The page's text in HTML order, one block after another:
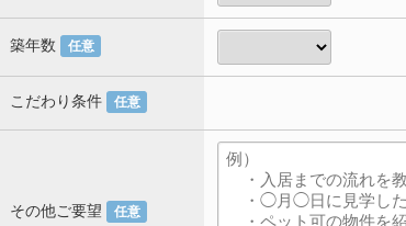
築年数 任意
こだわり条件 任意
その他ご要望 任意